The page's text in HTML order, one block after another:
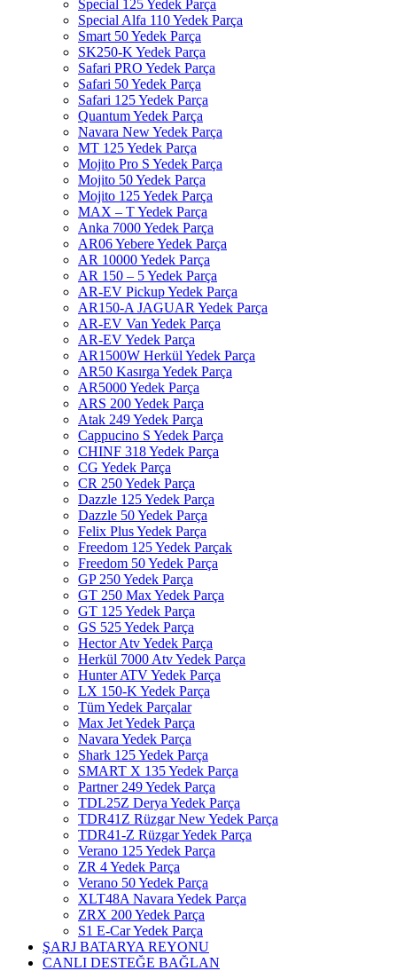
Special 125 Yedek Parça
Special Alfa 110 Yedek Parça
Smart 50 Yedek Parça
SK250-K Yedek Parça
Safari PRO Yedek Parça
Safari 50 Yedek Parça
Safari 125 Yedek Parça
Quantum Yedek Parça
Navara New Yedek Parça
MT 125 Yedek Parça
Mojito Pro S Yedek Parça
Mojito 50 Yedek Parça
Mojito 125 Yedek Parça
MAX – T Yedek Parça
Anka 7000 Yedek Parça
AR06 Yebere Yedek Parça
AR 10000 Yedek Parça
AR 150 – 5 Yedek Parça
AR-EV Pickup Yedek Parça
AR150-A JAGUAR Yedek Parça
AR-EV Van Yedek Parça
AR-EV Yedek Parça
AR1500W Herkül Yedek Parça
AR50 Kasırga Yedek Parça
AR5000 Yedek Parça
ARS 200 Yedek Parça
Atak 249 Yedek Parça
Cappucino S Yedek Parça
CHINF 318 Yedek Parça
CG Yedek Parça
CR 250 Yedek Parça
Dazzle 125 Yedek Parça
Dazzle 50 Yedek Parça
Felix Plus Yedek Parça
Freedom 125 Yedek Parçak
Freedom 50 Yedek Parça
GP 250 Yedek Parça
GT 250 Max Yedek Parça
GT 125 Yedek Parça
GS 525 Yedek Parça
Hector Atv Yedek Parça
Herkül 7000 Atv Yedek Parça
Hunter ATV Yedek Parça
LX 150-K Yedek Parça
Tüm Yedek Parçalar
Max Jet Yedek Parça
Navara Yedek Parça
Shark 125 Yedek Parça
SMART X 135 Yedek Parça
Partner 249 Yedek Parça
TDL25Z Derya Yedek Parça
TDR41Z Rüzgar New Yedek Parça
TDR41-Z Rüzgar Yedek Parça
Verano 125 Yedek Parça
ZR 4 Yedek Parça
Verano 50 Yedek Parça
XLT48A Navara Yedek Parça
ZRX 200 Yedek Parça
S1 E-Car Yedek Parça
ŞARJ BATARYA REYONU
CANLI DESTEĞE BAĞLAN